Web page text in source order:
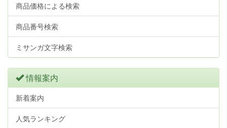
商品価格による検索
商品番号検索
ミサンガ文字検索
情報案内
新着案内
人気ランキング